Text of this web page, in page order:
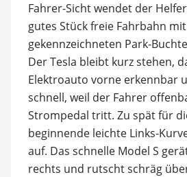
Fahrer-Sicht wendet der
gutes Stück freie Fahrbahn
gekennzeichneten Park-
Der Tesla bleibt kurz stehen,
Elektroauto vorne erkennbar
schnell, weil der Fahrer
Strompedal tritt. Zu spät für
beginnende leichte Links-
auf. Das schnelle Model S
rechts und rutscht schräg